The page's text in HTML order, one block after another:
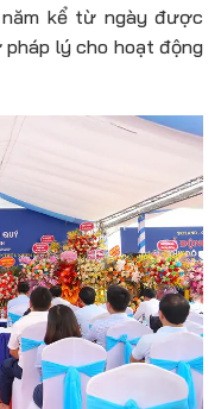
kể từ ngày được
lý cho hoạt động